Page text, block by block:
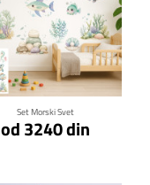
Set Morski Svet
od 3240 din
Klikni za detalje